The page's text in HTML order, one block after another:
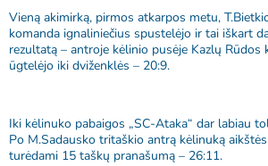
Vieną akimirką, pirmos atkarpos metu,
komanda ignaliniečius spustelėjo ir tai iškart
rezultatą – antroje kėlinio pusėje Kazlų Rūdos
ūgtelėjo iki dviženklės – 20:9.
Iki kėlinuko pabaigos „SC-Ataka“ dar labiau
Po M.Sadausko tritaškio antrą kėlinuką
turėdami 15 taškų pranašumą – 26:11.